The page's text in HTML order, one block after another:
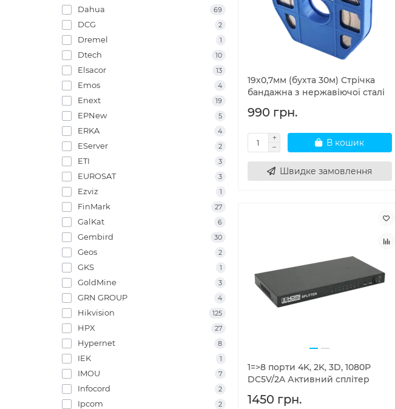
Dahua 69
DCG 2
Dremel 1
Dtech 10
Elsacor 13
Emos 4
Enext 19
EPNew 5
ERKA 4
EServer 2
ETI 3
EUROSAT 3
Ezviz 1
FinMark 27
GalKat 6
Gembird 30
Geos 2
GKS 1
GoldMine 3
GRN GROUP 4
Hikvision 125
HPX 27
Hypernet 8
IEK 1
IMOU 7
Infocord 2
Ipcom 2
19х0,7мм (бухта 30м) Стрічка
бандажна з нержавіючої сталі
990 грн.
В кошик
Швидке замовлення
1=>8 порти 4K, 2K, 3D, 1080Р
DC5V/2A Активний сплітер
1450 грн.